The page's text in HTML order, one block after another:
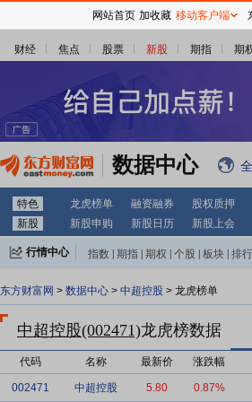
财经 焦点 股票 新股 期指 期
数据中心
特色 龙虎榜单 融资融券 股权质押
新股
新股申购 新股日历 新股上会
行情中心 指数 期指 期权 个股 板块 排行
东方财富网 > 数据中心 > 中超控股 > 龙虎榜单
中超控股(002471)龙虎榜数据
代码 名称 最新价 涨跌幅
002471 中超控股 5.80 0.87%
网站首页 加收藏 移动客户端